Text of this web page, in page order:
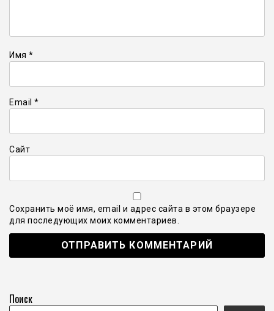
Имя *
Email *
Сайт
Сохранить моё имя, email и адрес сайта в этом браузере
для последующих моих комментариев.
Поиск